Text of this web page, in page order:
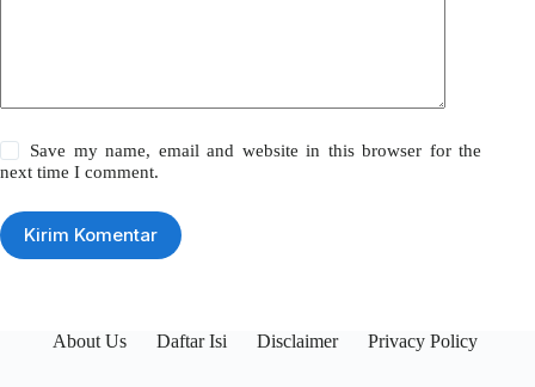
Save my name, email and website in this browser for the
next time I comment.
Kirim Komentar
About Us Daftar Isi Disclaimer Privacy Policy